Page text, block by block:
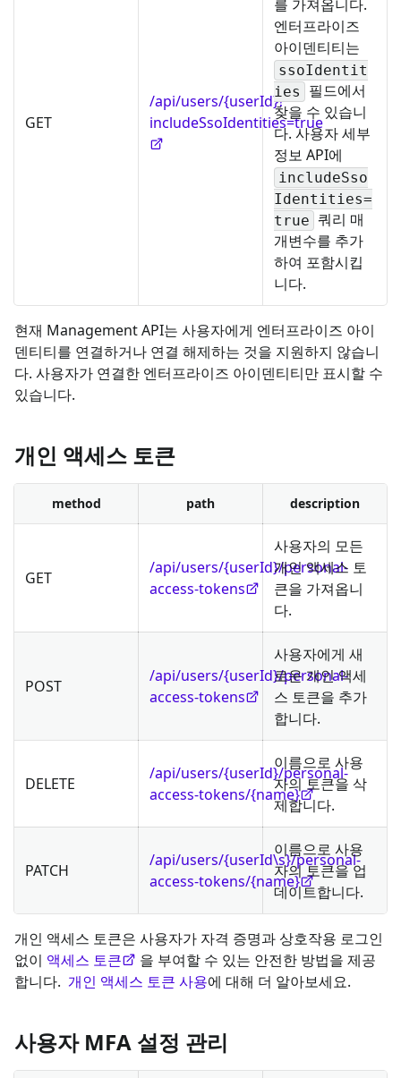
GET
/api/users/{userId}?
includeSsoIdentities=true
를 가져옵니다.
엔터프라이즈
아이덴티티는
ssoIdentit
ies
필드에서
찾을 수 있습니
다. 사용자 세부
정보 API에
includeSso
Identities=
true 쿼리 매
개변수를 추가
하여 포함시킵
니다.
현재 Management API는 사용자에게 엔터프라이즈 아이
덴티티를 연결하거나 연결 해제하는 것을 지원하지 않습니
다. 사용자가 연결한 엔터프라이즈 아이덴티티만 표시할 수
있습니다.
개인 액세스 토큰
method path description
GET
/api/users/{userId}/personal-
access-tokens
사용자의 모든
개인 액세스 토
큰을 가져옵니
다.
POST
/api/users/{userId}/personal-
access-tokens
사용자에게 새
로운 개인 액세
스 토큰을 추가
합니다.
DELETE
/api/users/{userId}/personal-
access-tokens/{name}
이름으로 사용
자의 토큰을 삭
제합니다.
PATCH
/api/users/{userId\s}/personal-
access-tokens/{name}
이름으로 사용
자의 토큰을 업
데이트합니다.
개인 액세스 토큰은 사용자가 자격 증명과 상호작용 로그인
없이 액세스 토큰
을 부여할 수 있는 안전한 방법을 제공
합니다. 개인 액세스 토큰 사용에 대해 더 알아보세요.
사용자 MFA 설정 관리